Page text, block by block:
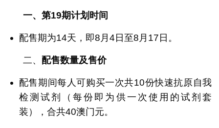
一、第19期计划时间
配售期为14天，即8月4日至8月17日。
二、 配售数量及售价
配售期间每人可购买一次共10份快速抗原自我
检测试剂（每份即为供一次使用的试剂套
装），合共40澳门元。